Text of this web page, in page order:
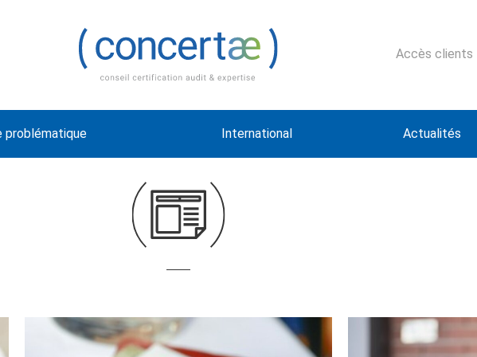
Accès clients
problématique International Actualités